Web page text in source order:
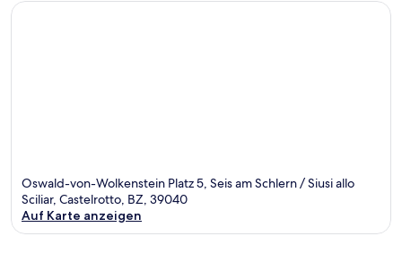
Oswald-von-Wolkenstein Platz 5, Seis am Schlern / Siusi allo
Sciliar, Castelrotto, BZ, 39040
Auf Karte anzeigen